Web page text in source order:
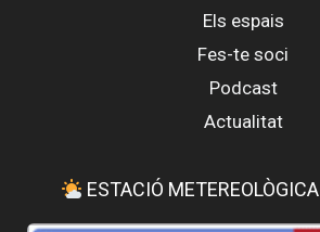
Els espais
Fes-te soci
Podcast
Actualitat
ESTACIÓ METEREOLÒGICA